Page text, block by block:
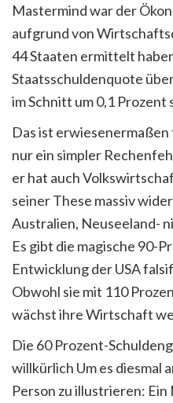
Mastermind war der
aufgrund von
44 Staaten ermittelt
Staatsschuldenquote
im Schnitt um 0,1 Prozent
Das ist
nur ein simpler
er hat auch
seiner These massiv
Australien, Neuseeland-
Es gibt die magische 90-
Entwicklung der USA
Obwohl sie mit 110
wächst ihre Wirtschaft
Die 60 Prozent-
willkürlich Um es diesmal
Person zu illustrieren: Ein